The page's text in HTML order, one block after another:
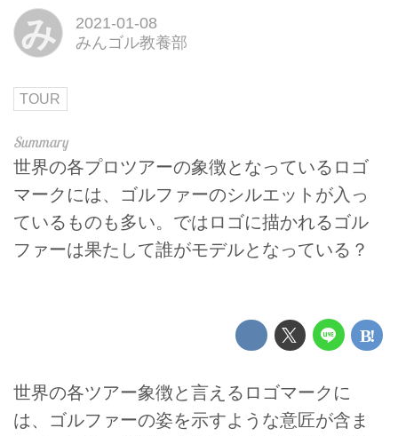
み
2021-01-08
みんゴル教養部
TOUR
世界の各プロツアーの象徴となっているロゴ
マークには、ゴルファーのシルエットが入っ
ているものも多い。ではロゴに描かれるゴル
ファーは果たして誰がモデルとなっている？
世界の各ツアー象徴と言えるロゴマークに
は、ゴルファーの姿を示すような意匠が含ま